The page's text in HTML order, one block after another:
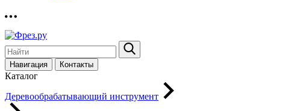
Навигация Контакты
Каталог
Деревообрабатывающий инструмент